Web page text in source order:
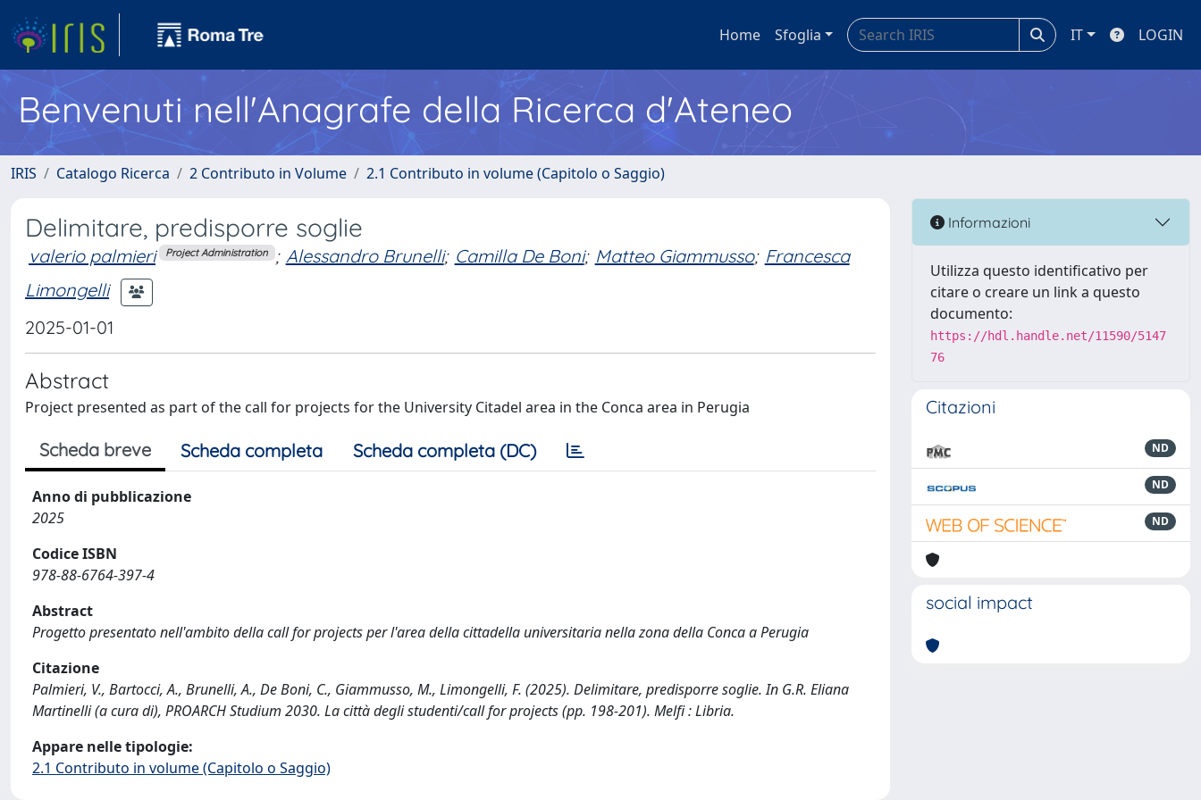
Home Sfoglia IT LOGIN
Benvenuti nell'Anagrafe della Ricerca d'Ateneo
IRIS Catalogo Ricerca 2 Contributo in Volume 2.1 Contributo in volume (Capitolo o Saggio)
Delimitare, predisporre soglie
valerio palmieri Project Administration ; Alessandro Brunelli; Camilla De Boni; Matteo Giammusso; Francesca
Limongelli
2025-01-01
Abstract
Project presented as part of the call for projects for the University Citadel area in the Conca area in Perugia
Scheda breve Scheda completa Scheda completa (DC)
Anno di pubblicazione
2025
Codice ISBN
978-88-6764-397-4
Abstract
Progetto presentato nell'ambito della call for projects per l'area della cittadella universitaria nella zona della Conca a Perugia
Citazione
Palmieri, V., Bartocci, A., Brunelli, A., De Boni, C., Giammusso, M., Limongelli, F. (2025). Delimitare, predisporre soglie. In G.R. Eliana
Martinelli (a cura di), PROARCH Studium 2030. La città degli studenti/call for projects (pp. 198-201). Melfi : Libria.
Appare nelle tipologie:
2.1 Contributo in volume (Capitolo o Saggio)
Informazioni
Utilizza questo identificativo per
citare o creare un link a questo
documento:
https://hdl.handle.net/11590/5147
76
Citazioni
ND
ND
ND
social impact